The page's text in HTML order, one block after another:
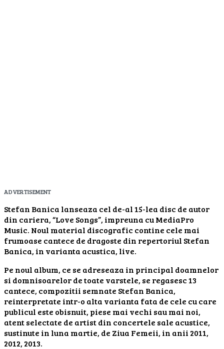
ADVERTISEMENT
Stefan Banica lanseaza cel de-al 15-lea disc de autor
din cariera, “Love Songs”, impreuna cu MediaPro
Music. Noul material discografic contine cele mai
frumoase cantece de dragoste din repertoriul Stefan
Banica, in varianta acustica, live.
Pe noul album, ce se adreseaza in principal doamnelor
si domnisoarelor de toate varstele, se regasesc 13
cantece, compozitii semnate Stefan Banica,
reinterpretate intr-o alta varianta fata de cele cu care
publicul este obisnuit, piese mai vechi sau mai noi,
atent selectate de artist din concertele sale acustice,
sustinute in luna martie, de Ziua Femeii, in anii 2011,
2012, 2013.